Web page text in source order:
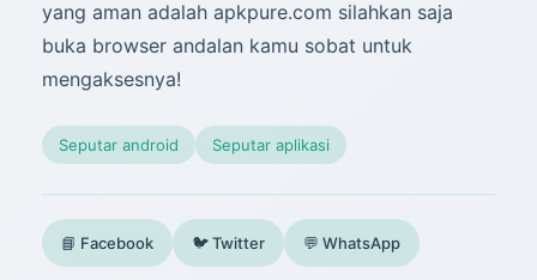
yang aman adalah apkpure.com silahkan saja
buka browser andalan kamu sobat untuk
mengaksesnya!
Seputar android Seputar aplikasi
📘 Facebook 🐦 Twitter 💬 WhatsApp